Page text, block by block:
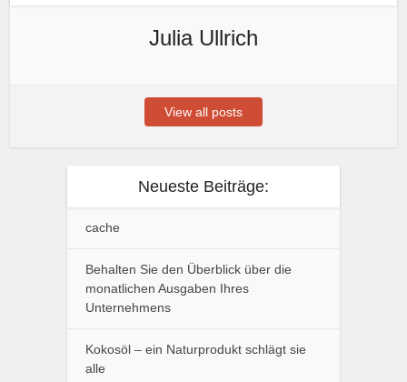
Julia Ullrich
View all posts
Neueste Beiträge:
cache
Behalten Sie den Überblick über die
monatlichen Ausgaben Ihres
Unternehmens
Kokosöl – ein Naturprodukt schlägt sie
alle